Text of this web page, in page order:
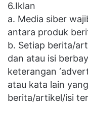
6.Iklan
a. Media siber
antara produk
b. Setiap berita/
dan atau isi
keterangan
atau kata lain
berita/artikel/isi